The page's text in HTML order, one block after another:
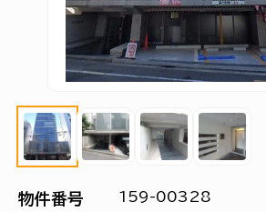
物件番号 159-00328